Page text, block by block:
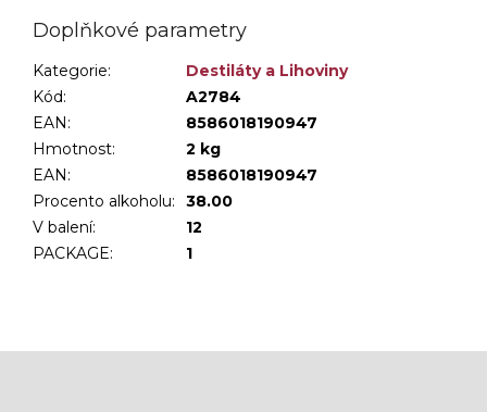
Doplňkové parametry
Kategorie:
Destiláty a Lihoviny
Kód:
A2784
EAN:
8586018190947
Hmotnost:
2 kg
EAN:
8586018190947
Procento alkoholu:
38.00
V balení:
12
PACKAGE: 1